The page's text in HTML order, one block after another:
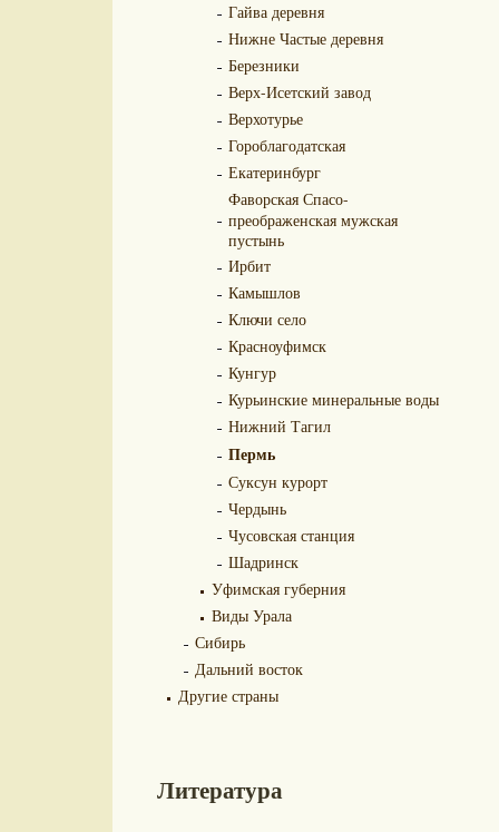
Гайва деревня
Нижне Частые деревня
Березники
Верх-Исетский завод
Верхотурье
Гороблагодатская
Екатеринбург
Фаворская Спасо-
преображенская мужская
пустынь
Ирбит
Камышлов
Ключи село
Красноуфимск
Кунгур
Курьинские минеральные воды
Нижний Тагил
Пермь
Суксун курорт
Чердынь
Чусовская станция
Шадринск
Уфимская губерния
Виды Урала
Сибирь
Дальний восток
Другие страны
Литература